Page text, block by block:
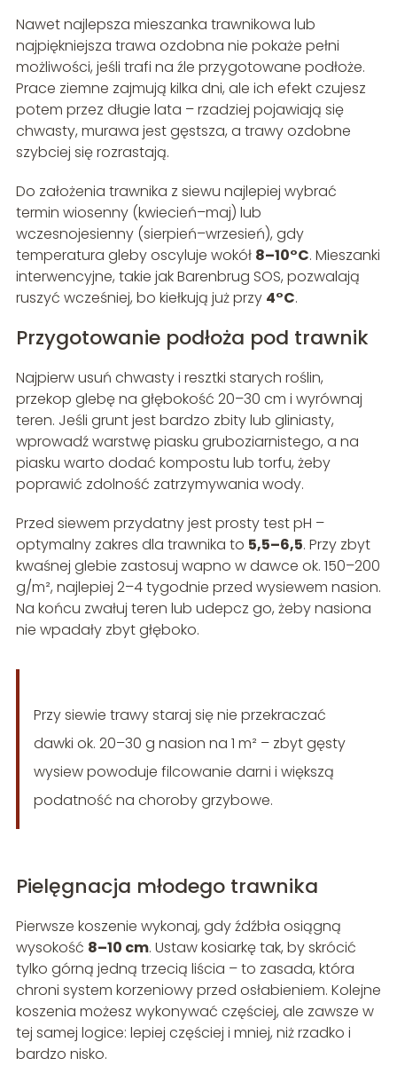
Nawet najlepsza mieszanka trawnikowa lub
najpiękniejsza trawa ozdobna nie pokaże pełni
możliwości, jeśli trafi na źle przygotowane podłoże.
Prace ziemne zajmują kilka dni, ale ich efekt czujesz
potem przez długie lata – rzadziej pojawiają się
chwasty, murawa jest gęstsza, a trawy ozdobne
szybciej się rozrastają.
Do założenia trawnika z siewu najlepiej wybrać
termin wiosenny (kwiecień–maj) lub
wczesnojesienny (sierpień–wrzesień), gdy
temperatura gleby oscyluje wokół 8–10°C. Mieszanki
interwencyjne, takie jak Barenbrug SOS, pozwalają
ruszyć wcześniej, bo kiełkują już przy 4°C.
Przygotowanie podłoża pod trawnik
Najpierw usuń chwasty i resztki starych roślin,
przekop glebę na głębokość 20–30 cm i wyrównaj
teren. Jeśli grunt jest bardzo zbity lub gliniasty,
wprowadź warstwę piasku gruboziarnistego, a na
piasku warto dodać kompostu lub torfu, żeby
poprawić zdolność zatrzymywania wody.
Przed siewem przydatny jest prosty test pH –
optymalny zakres dla trawnika to 5,5–6,5. Przy zbyt
kwaśnej glebie zastosuj wapno w dawce ok. 150–200
g/m², najlepiej 2–4 tygodnie przed wysiewem nasion.
Na końcu zwałuj teren lub udepcz go, żeby nasiona
nie wpadały zbyt głęboko.
Przy siewie trawy staraj się nie przekraczać
dawki ok. 20–30 g nasion na 1 m² – zbyt gęsty
wysiew powoduje filcowanie darni i większą
podatność na choroby grzybowe.
Pielęgnacja młodego trawnika
Pierwsze koszenie wykonaj, gdy źdźbła osiągną
wysokość 8–10 cm. Ustaw kosiarkę tak, by skrócić
tylko górną jedną trzecią liścia – to zasada, która
chroni system korzeniowy przed osłabieniem. Kolejne
koszenia możesz wykonywać częściej, ale zawsze w
tej samej logice: lepiej częściej i mniej, niż rzadko i
bardzo nisko.